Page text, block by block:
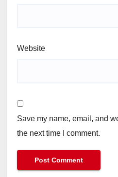
Website
Save my name, email, and
the next time I comment.